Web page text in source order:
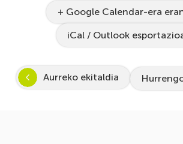
+ Google Calendar-era
iCal / Outlook
Aurreko ekitaldia